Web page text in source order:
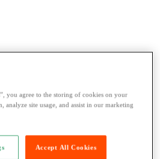
you agree to the storing of cookies on your
analyze site usage, and assist in our marketing
Accept All Cookies